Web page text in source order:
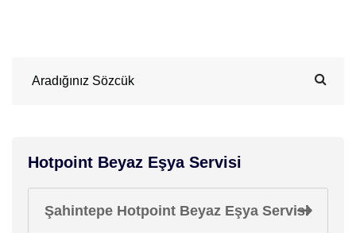
Hotpoint Beyaz Eşya Servisi
Şahintepe Hotpoint Beyaz Eşya Servisi